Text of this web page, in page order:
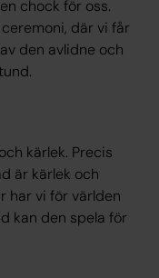
chock för oss.
där vi får
den avlidne och
kärlek. Precis
är kärlek och
har vi för världen
kan den spela för